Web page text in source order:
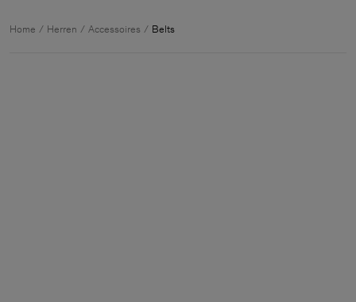
Home Herren Accessoires Belts